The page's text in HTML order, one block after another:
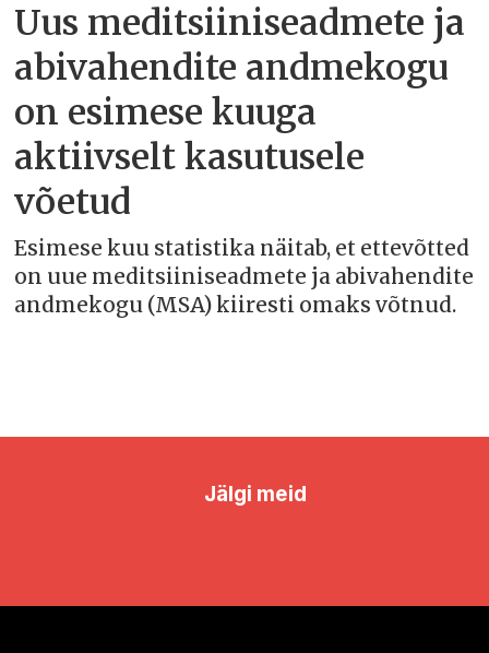
Uus meditsiiniseadmete ja
abivahendite andmekogu
on esimese kuuga
aktiivselt kasutusele
võetud
Esimese kuu statistika näitab, et ettevõtted
on uue meditsiiniseadmete ja abivahendite
andmekogu (MSA) kiiresti omaks võtnud.
Jälgi meid